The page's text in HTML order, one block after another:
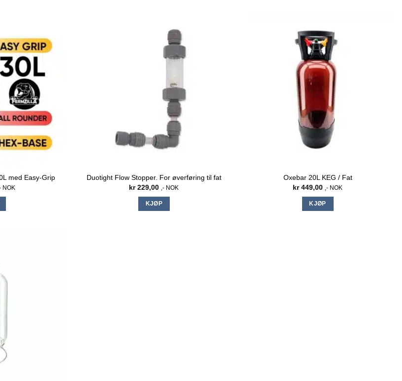
med Easy-Grip
NOK
Duotight Flow Stopper. For øverføring til fat
kr229,00 ,- NOK
KJØP
Oxebar 20L KEG / Fat
kr449,00 ,- NOK
KJØP